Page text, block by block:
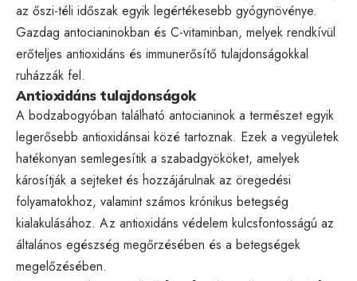
az őszi-téli időszak egyik legértékesebb gyógynövénye.
Gazdag antocianinokban és C-vitaminban, melyek rendkívül
erőteljes antioxidáns és immunerősítő tulajdonságokkal
ruházzák fel.
Antioxidáns tulajdonságok
A bodzabogyóban található antocianinok a természet egyik
legerősebb antioxidánsai közé tartoznak. Ezek a vegyületek
hatékonyan semlegesítik a szabadgyököket, amelyek
károsítják a sejteket és hozzájárulnak az öregedési
folyamatokhoz, valamint számos krónikus betegség
kialakulásához. Az antioxidáns védelem kulcsfontosságú az
általános egészség megőrzésében és a betegségek
megelőzésében.